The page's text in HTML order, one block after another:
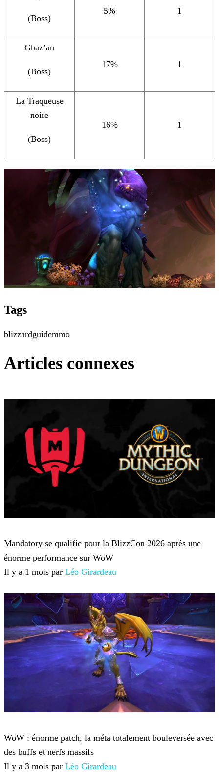
(Boss)
5% 1
Ghaz’an
(Boss)
17% 1
La Traqueuse
noire
(Boss)
16% 1
Tags
blizzardguidemmo
Articles connexes
Mandatory se qualifie pour la BlizzCon 2026 après une
énorme performance sur WoW
Il y a 1 mois par Léo Girardeau
WoW : énorme patch, la méta totalement bouleversée avec
des buffs et nerfs massifs
Il y a 3 mois par Léo Girardeau